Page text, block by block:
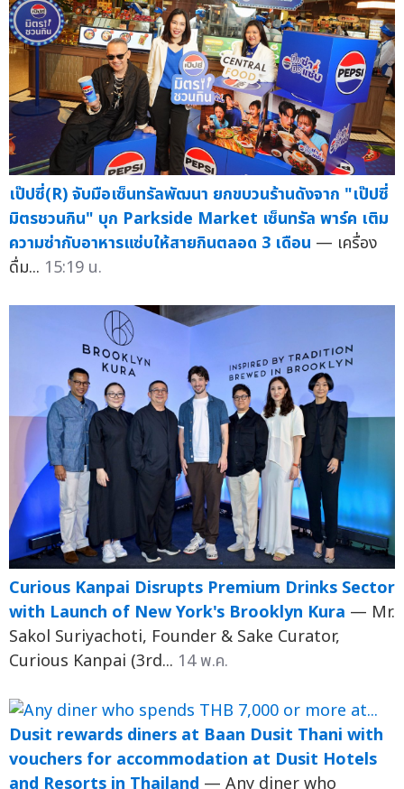
เป๊ปซี่(R) จับมือเซ็นทรัลพัฒนา ยกขบวนร้านดังจาก "เป๊ปซี่
มิตรชวนกิน" บุก Parkside Market เซ็นทรัล พาร์ค เติม
ความซ่ากับอาหารแซ่บให้สายกินตลอด 3 เดือน — เครื่อง
ดื่ม... 15:19 น.
Curious Kanpai Disrupts Premium Drinks Sector
with Launch of New York's Brooklyn Kura — Mr.
Sakol Suriyachoti, Founder & Sake Curator,
Curious Kanpai (3rd... 14 พ.ค.
Dusit rewards diners at Baan Dusit Thani with
vouchers for accommodation at Dusit Hotels